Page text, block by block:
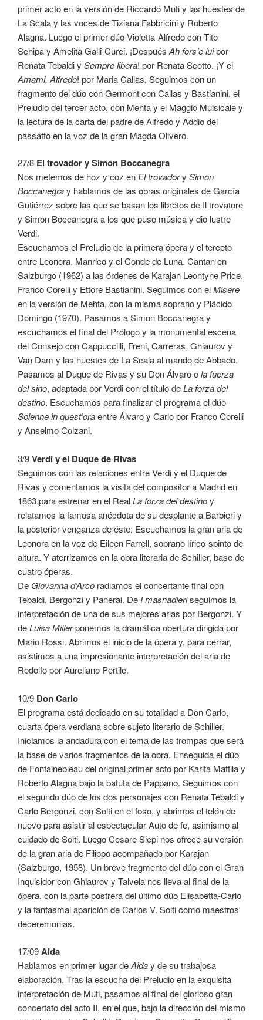
primer acto en la versión de Riccardo Muti y las huestes de
La Scala y las voces de Tiziana Fabbricini y Roberto
Alagna. Luego el primer dúo Violetta-Alfredo con Tito
Schipa y Amelita Galli-Curci. ¡Después Ah fors’e luipor
Renata Tebaldi y Sempre libera! por Renata Scotto. ¡Y el
Amami, Alfredo! por Maria Callas. Seguimos con un
fragmento del dúo con Germont con Callas y Bastianini, el
Preludio del tercer acto, con Mehta y el Maggio Muisicale y
la lectura de la carta del padre de Alfredo y Addio del
passatto en la voz de la gran Magda Olivero.
27/8 El trovador y Simon Boccanegra
Nos metemos de hoz y coz enEl trovadory Simon
Boccanegray hablamos de las obras originales de García
Gutiérrez sobre las que se basan los libretos de Il trovatore
y Simon Boccanegra a los que puso música y dio lustre
Verdi.
Escuchamos el Preludio de la primera ópera y el terceto
entre Leonora, Manrico y el Conde de Luna. Cantan en
Salzburgo (1962) a las órdenes de Karajan Leontyne Price,
Franco Corelli y Ettore Bastianini. Seguimos con elMisere
en la versión de Mehta, con la misma soprano y Plácido
Domingo (1970). Pasamos a Simon Boccanegra y
escuchamos el final del Prólogo y la monumental escena
del Consejo con Cappuccilli, Freni, Carreras, Ghiaurov y
Van Dam y las huestes de La Scala al mando de Abbado.
Pasamos al Duque de Rivas y su Don Álvaro ola fuerza
del sino, adaptada por Verdi con el título deLa forza del
destino. Escuchamos para finalizar el programa el dúo
Solenne in quest’oraentre Álvaro y Carlo por Franco Corelli
y Anselmo Colzani.
3/9Verdi y el Duque de Rivas
Seguimos con las relaciones entre Verdi y el Duque de
Rivas y comentamos la visita del compositor a Madrid en
1863 para estrenar en el RealLa forza del destinoy
relatamos la famosa anécdota de su desplante a Barbieri y
la posterior venganza de éste. Escuchamos la gran aria de
Leonora en la voz de Eileen Farrell, soprano lírico-spinto de
altura. Y aterrizamos en la obra literaria de Schiller, base de
cuatro óperas.
De Giovanna d’Arco radiamos el concertante final con
Tebaldi, Bergonzi y Panerai. DeI masnadieriseguimos la
interpretación de una de sus mejores arias por Bergonzi. Y
deLuisa Millerponemos la dramática obertura dirigida por
Mario Rossi. Abrimos el inicio de la ópera y, para cerrar,
asistimos a una impresionante interpretación del aria de
Rodolfo por Aureliano Pertile.
10/9 Don Carlo
El programa está dedicado en su totalidad a Don Carlo,
cuarta ópera verdiana sobre sujeto literario de Schiller.
Iniciamos la andadura con el tema de las trompas que será
la base de varios fragmentos de la obra. Enseguida el dúo
de Fontainebleau del original primer acto por Karita Mattila y
Roberto Alagna bajo la batuta de Pappano. Seguimos con
el segundo dúo de los dos personajes con Renata Tebaldi y
Carlo Bergonzi, con Solti en el foso, y abrimos el telón de
nuevo para asistir al espectacular Auto de fe, asimismo al
cuidado de Solti. Luego Cesare Siepi nos ofrece su versión
de la gran aria de Filippo acompañado por Karajan
(Salzburgo, 1958). Un breve fragmento del dúo con el Gran
Inquisidor con Ghiaurov y Talvela nos lleva al final de la
ópera, con la parte postrera del último dúo Elisabetta-Carlo
y la fantasmal aparición de Carlos V. Solti como maestros
deceremonias.
17/09Aida
Hablamos en primer lugar deAiday de su trabajosa
elaboración. Tras la escucha del Preludio en la exquisita
interpretación de Muti, pasamos al final del glorioso gran
concertato del acto II, en el que, bajo la dirección del mismo